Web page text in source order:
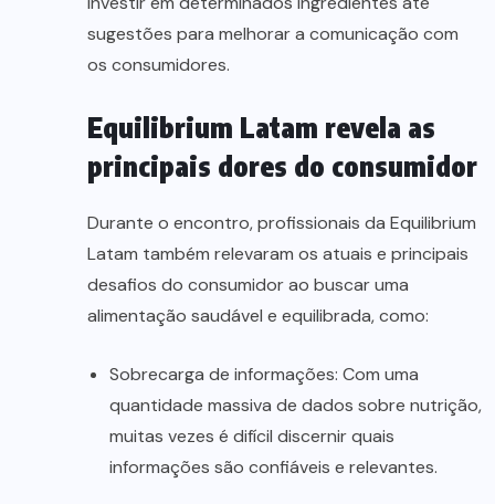
sugestões para melhorar a comunicação com
os consumidores.
Equilibrium Latam revela as
principais dores do consumidor
Durante o encontro, profissionais da Equilibrium
Latam também relevaram os atuais e principais
desafios do consumidor ao buscar uma
alimentação saudável e equilibrada, como:
Sobrecarga de informações: Com uma
quantidade massiva de dados sobre nutrição,
muitas vezes é difícil discernir quais
informações são confiáveis e relevantes.